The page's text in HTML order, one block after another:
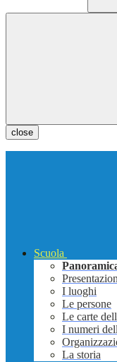
close
Scuola
I luoghi
Le persone
Le carte
I numeri
La storia